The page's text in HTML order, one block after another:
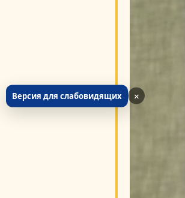
Версия для слабовидящих ×